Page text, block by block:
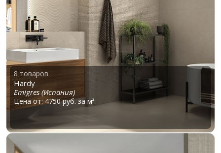
8 товаров
Hardy
Emigres (Испания)
Цена от: 4750 руб. за м²